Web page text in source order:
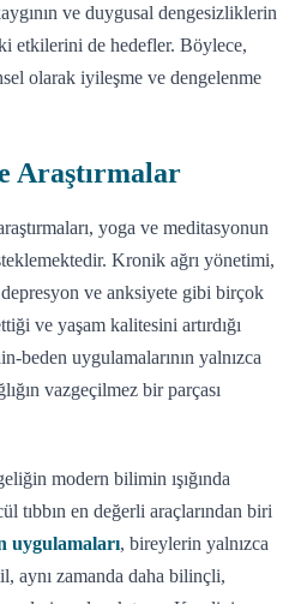
ve duygusal dengesizliklerin
etkilerini de hedefler. Böylece,
olarak iyileşme ve dengelenme
Araştırmalar
yoga ve meditasyonun
Kronik ağrı yönetimi,
ve anksiyete gibi birçok
ve yaşam kalitesini artırdığı
beden uygulamalarının yalnızca
vazgeçilmez bir parçası
modern bilimin ışığında
tıbbın en değerli araçlarından biri
uygulamaları, bireylerin yalnızca
aynı zamanda daha bilinçli,